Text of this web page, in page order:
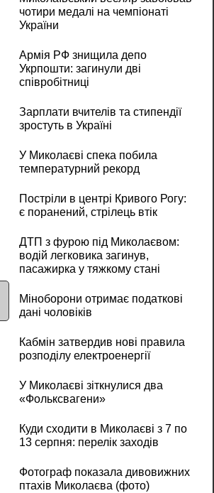
чотири медалі на чемпіонаті
України
Армія РФ знищила депо
Укрпошти: загинули дві
співробітниці
Зарплати вчителів та стипендії
зростуть в Україні
У Миколаєві спека побила
температурний рекорд
Постріли в центрі Кривого Рогу:
є поранений, стрілець втік
ДТП з фурою під Миколаєвом:
водій легковика загинув,
пасажирка у тяжкому стані
Міноборони отримає податкові
дані чоловіків
Кабмін затвердив нові правила
розподілу електроенергії
У Миколаєві зіткнулися два
«Фольксвагени»
Куди сходити в Миколаєві з 7 по
13 серпня: перелік заходів
Фотограф показала дивовижних
птахів Миколаєва (фото)